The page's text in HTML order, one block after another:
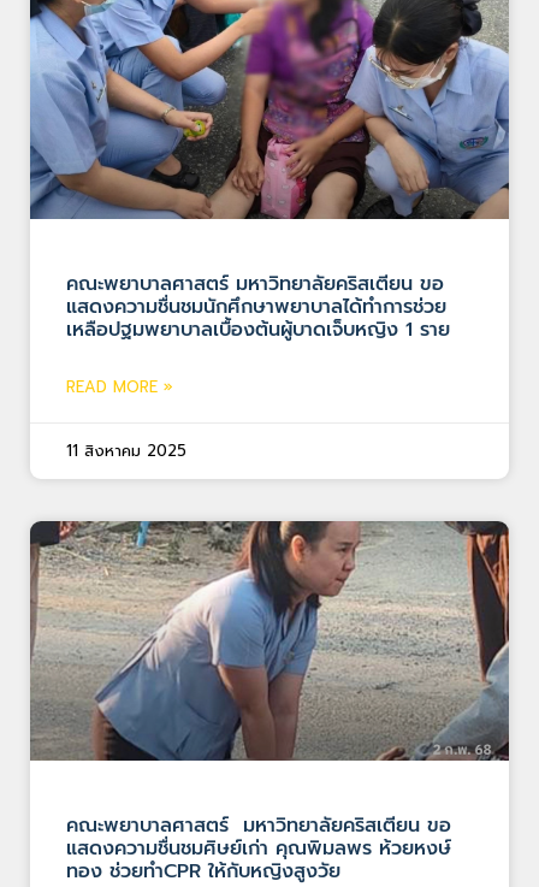
คณะพยาบาลศาสตร์ มหาวิทยาลัยคริสเตียน ขอ
แสดงความชื่นชมนักศึกษาพยาบาลได้ทำการช่วย
เหลือปฐมพยาบาลเบื้องต้นผู้บาดเจ็บหญิง 1 ราย
READ MORE »
11 สิงหาคม 2025
คณะพยาบาลศาสตร์ มหาวิทยาลัยคริสเตียน ขอ
แสดงความชื่นชมศิษย์เก่า คุณพิมลพร ห้วยหงษ์
ทอง ช่วยทำCPR ให้กับหญิงสูงวัย